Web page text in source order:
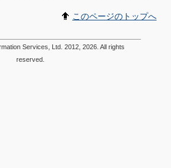
このページのトップへ
Services, Ltd. 2012, 2026. All rights
reserved.